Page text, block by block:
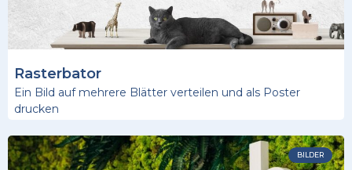
Rasterbator
Ein Bild auf mehrere Blätter verteilen und als Poster
drucken
BILDER